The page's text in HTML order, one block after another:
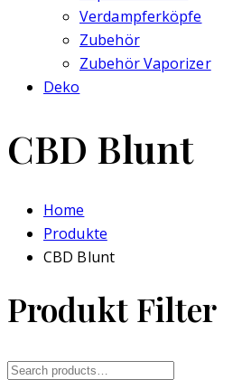
Verdampferköpfe
Zubehör
Zubehör Vaporizer
Deko
CBD Blunt
Home
Produkte
CBD Blunt
Produkt Filter
Search